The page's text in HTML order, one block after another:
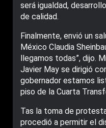
será igualdad,
de calidad.
Finalmente, envió un
México Claudia
llegamos todas”, dijo.
Javier May se dirigió
gobernador estamos
piso de la Cuarta
Tas la toma de
procedió a permitir el